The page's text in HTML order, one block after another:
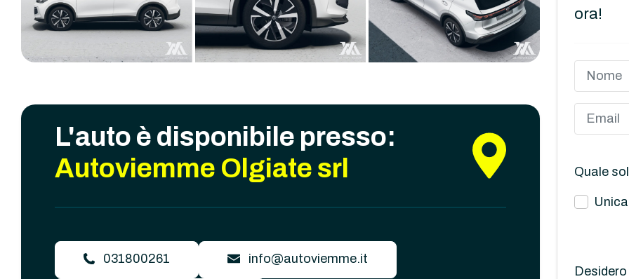
L'auto è disponibile presso:
Autoviemme Olgiate srl
031800261 info@autoviemme.it
ora!
Quale